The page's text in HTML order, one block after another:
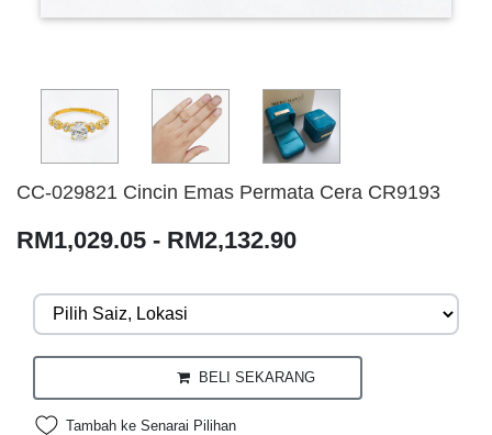
CC-029821 Cincin Emas Permata Cera CR9193
RM1,029.05 - RM2,132.90
BELI SEKARANG
Tambah ke Senarai Pilihan